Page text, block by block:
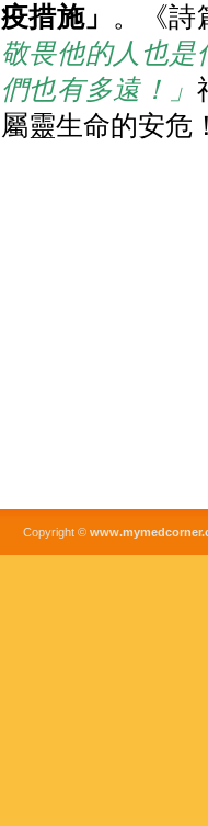
疫措施」 。《詩
敬畏他的人也
們也有多遠！」
屬靈生命的安危
Copyright ©